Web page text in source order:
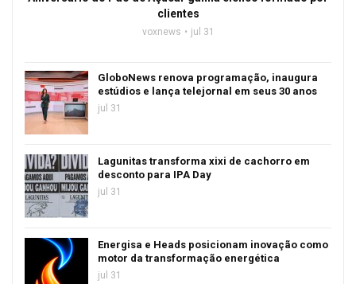
clientes
voxnews jul 31
GloboNews renova programação, inaugura
estúdios e lança telejornal em seus 30 anos
jul 31
Lagunitas transforma xixi de cachorro em
desconto para IPA Day
jul 31
Energisa e Heads posicionam inovação como
motor da transformação energética
jul 31